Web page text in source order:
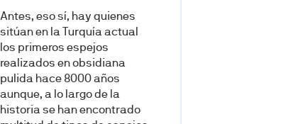
Antes, eso sí, hay quienes
sitúan en la Turquía actual
los primeros espejos
realizados en obsidiana
pulida hace 8000 años
aunque, a lo largo de la
historia se han encontrado